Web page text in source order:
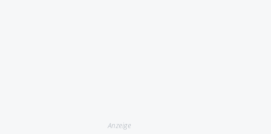
Anzeige